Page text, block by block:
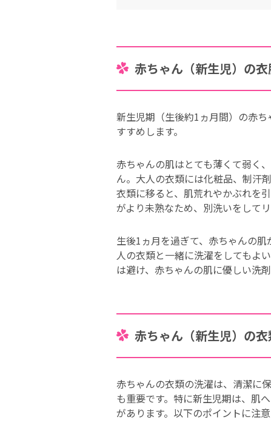
赤ちゃん（新生児）の
新生児期（生後約1ヵ月間）の赤
すすめします。
赤ちゃんの肌はとても薄くて弱く
ん。大人の衣類には化粧品、制汗
衣類に移ると、肌荒れやかぶれを
がより未熟なため、別洗いをして
生後1ヵ月を過ぎて、赤ちゃんの
人の衣類と一緒に洗濯をしてもよ
は避け、赤ちゃんの肌に優しい洗
赤ちゃん（新生児）の
赤ちゃんの衣類の洗濯は、清潔に
も重要です。特に新生児期は、肌
があります。以下のポイントに注